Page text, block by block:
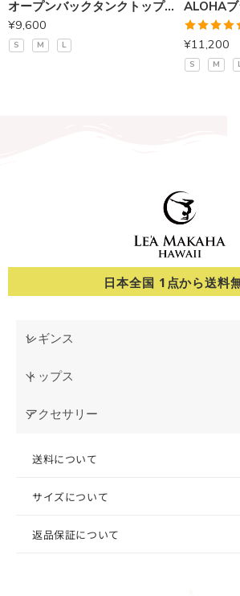
オープンバックタンクトップ（モカ）
¥9,600
S M L
ALOHAブ
5段階中
5.00の評価
¥11,200
S M
日本全国 1点から送料
レギンス
トップス
アクセサリー
送料について
サイズについて
返品保証について